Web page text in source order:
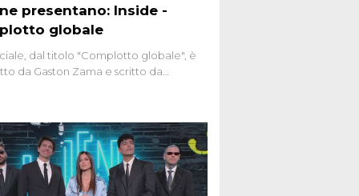
presentano: Inside -
globale
dal titolo "Complotto globale", è
da Gaston Zama e scritto da
dei sospetti globali e del
che negli ultimi anni hanno
network, talk show, piazze digitali
collettivo.